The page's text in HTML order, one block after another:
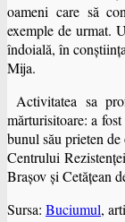
oameni care să
exemple de urmat.
îndoială, în
Mija.
Activitatea sa
mărturisitoare: a
bunul său prieten
Centrului
Braşov şi Cetăţean
Sursa: Buciumul,